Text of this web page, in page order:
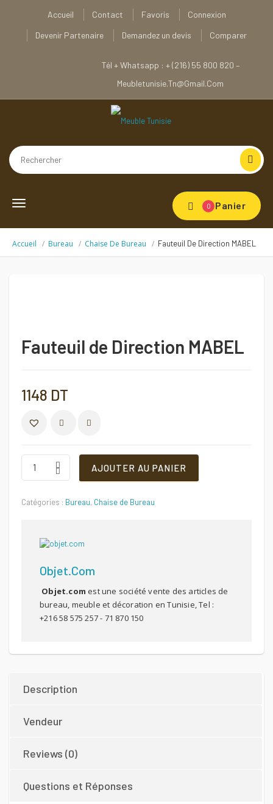
Accueil Contact Favoris
Connexion
Devenir Partenaire
Demandez un devis Comparer
Tél + Whatsapp : + (216) 55 800 820 –
Meubletunisie.tn@gmail.com
Toggle
0 Panier
Accueil Bureau Chaise De Bureau Fauteuil De Direction MABEL
Fauteuil de Direction MABEL
1148 DT
Fauteuil
Direction
Quantité
AJOUTER AU PANIER
Catégories : Bureau, Chaise de Bureau
Objet.com
Objet.com est une société vente des articles de
bureau, meuble et décoration en Tunisie, Tel :
+216 58 575 257 - 71 870 150
Description
Vendeur
Reviews (0)
Questions et Réponses